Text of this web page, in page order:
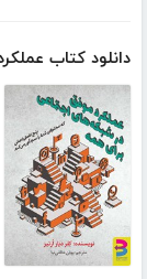
دانلود کتاب